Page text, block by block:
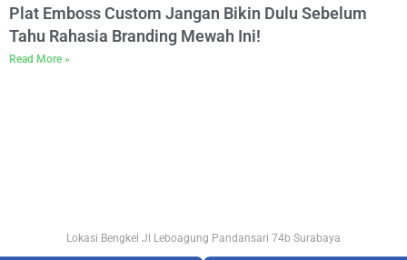
Plat Emboss Custom Jangan Bikin Dulu Sebelum
Tahu Rahasia Branding Mewah Ini!
Read More »
Lokasi Bengkel Jl Leboagung Pandansari 74b Surabaya